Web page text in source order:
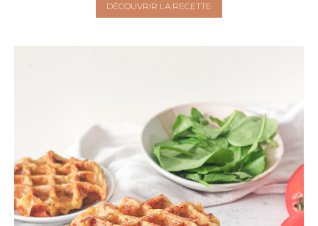
DÉCOUVRIR LA RECETTE